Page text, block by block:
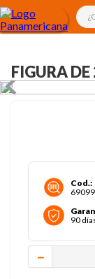
FIGURA
Cod.:
90
－